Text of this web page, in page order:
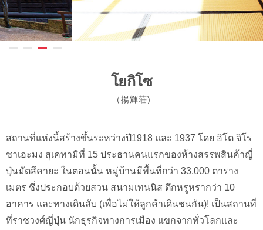
โยกิโซ
（揚輝荘)
สถานที่แห่งนี้สร้างขึ้นระหว่างปี1918 และ 1937 โดย อิโต จิโร
ซาเอะมง สุเคทามิที่ 15 ประธานคนแรกของห้างสรรพสินค้าญี่
ปุ่นมัตสึคายะ ในตอนนั้น หมู่บ้านมีพื้นที่กว่า 33,000 ตาราง
เมตร ซึ่งประกอบด้วยสวน สนามเทนนิส ตึกหรูหรากว่า 10
อาคาร และทางเดินลับ (เพื่อไม่ให้ลูกค้าเดินชนกัน)! เป็นสถานที่
ที่ราชวงศ์ญี่ปุ่น นักธุรกิจทางการเมือง แขกจากทั่วโลกและ